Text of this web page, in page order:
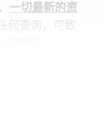
， 一切最新的资
何查询，可致